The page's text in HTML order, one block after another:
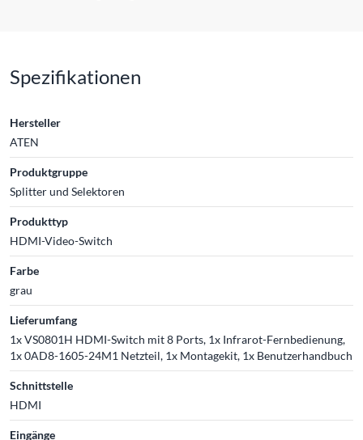
Spezifikationen
Hersteller
ATEN
Produktgruppe
Splitter und Selektoren
Produkttyp
HDMI-Video-Switch
Farbe
grau
Lieferumfang
1x VS0801H HDMI-Switch mit 8 Ports, 1x Infrarot-Fernbedienung,
1x 0AD8-1605-24M1 Netzteil, 1x Montagekit, 1x Benutzerhandbuch
Schnittstelle
HDMI
Eingänge